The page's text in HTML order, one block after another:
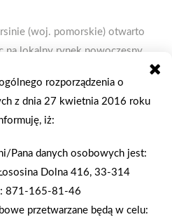
(woj. pomorskie) otwarto
na lokalny rynek nowoczesny
firma Sambor – wieloletni,
który prowadzi kilka sklepów
Profi, a ta w Karsinie jest
rozporządzenia o
z dnia 27 kwietnia 2016 roku
iż:
Pana danych osobowych jest:
Dolna 416, 33-314
871-165-81-46
przetwarzane będą w celu: